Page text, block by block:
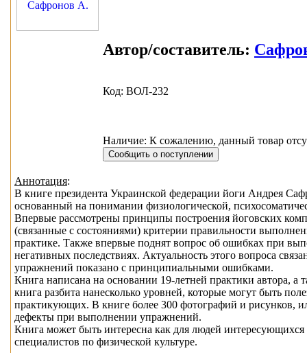
Автор/составитель:
Код: ВОЛ-232
Наличие: К сожалению, данный товар
Аннотация:
В книге президента Украинской федерации йоги Андрея
основанный на понимании физиологической,
Впервые рассмотрены принципы построения йоговских
(связанные с состояниями) критерии правильности
практике. Также впервые поднят вопрос об ошибках при
негативных последствиях. Актуальность этого вопроса
упражнений показано с принципиальными ошибками.
Книга написана на основании 19-летней практики автора, а
книга разбита нанесколько уровней, которые могут быть
практикующих. В книге более 300 фотографий и рисунков,
дефекты при выполнении упражнений.
Книга может быть интересна как для людей
специалистов по физической культуре.